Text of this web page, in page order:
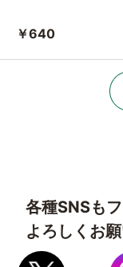
￥640
各種SNSも
よろしくお